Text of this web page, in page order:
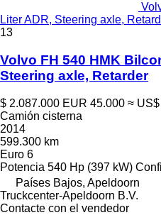
Liter ADR, Steering axle,
13
Volvo FH 540 HMK
Steering axle, Retarder
$ 2.087.000 EUR 45.000 ≈
Camión cisterna
2014
599.300 km
Euro 6
Potencia 540 Hp (397 kW)
Países Bajos, Apeldoorn
Truckcenter-Apeldoorn B.V.
Contacte con el vendedor